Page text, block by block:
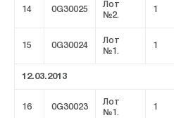
14 0G30025
Лот
№2.
1
15 0G30024
Лот
№1.
1
12.03.2013
16 0G30023
Лот
№1.
1